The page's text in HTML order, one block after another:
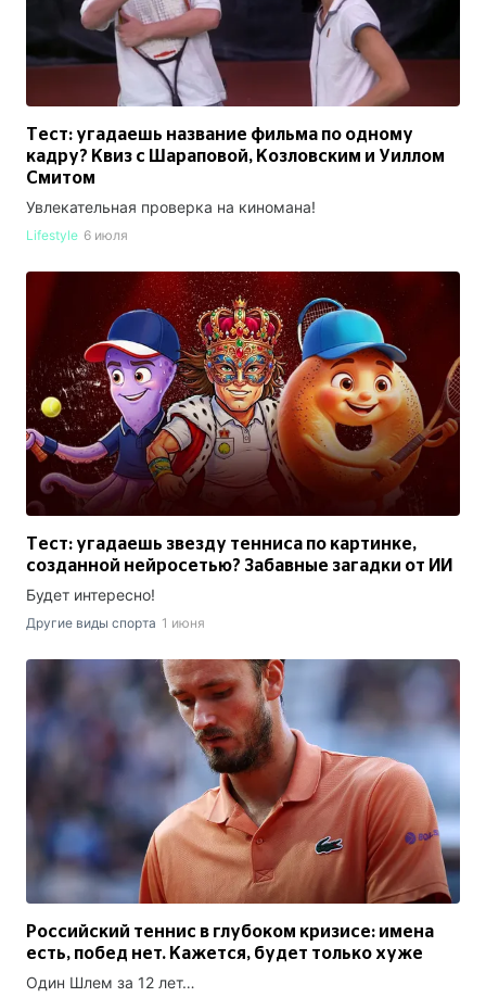
Тест: угадаешь название фильма по одному
кадру? Квиз с Шараповой, Козловским и Уиллом
Смитом
Увлекательная проверка на киномана!
Lifestyle 6 июля
Тест: угадаешь звезду тенниса по картинке,
созданной нейросетью? Забавные загадки от ИИ
Будет интересно!
Другие виды спорта 1 июня
Российский теннис в глубоком кризисе: имена
есть, побед нет. Кажется, будет только хуже
Один Шлем за 12 лет…